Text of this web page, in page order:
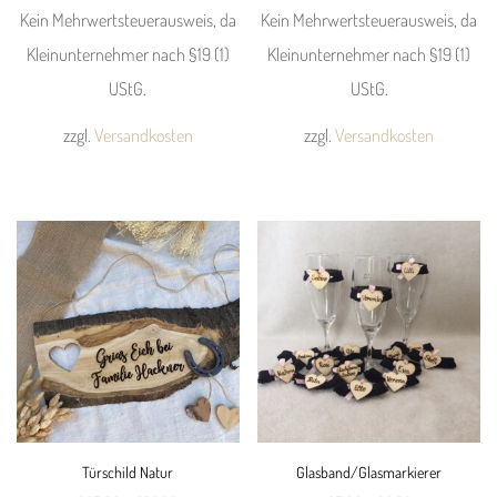
Produktseite
gewählt
werden
Produktseite
gewählt
werden
Kein Mehrwertsteuerausweis, da
Kleinunternehmer nach §19 (1)
UStG.
zzgl. Versandkosten
weist
mehrere
Varianten
auf.
Die
Optionen
auf
Kein Mehrwertsteuerausweis, da
Kleinunternehmer nach §19 (1)
UStG.
zzgl.Versandkosten
mehrere
Varianten
auf.
Die
auf
Türschild Natur
Glasband/Glasmarkierer